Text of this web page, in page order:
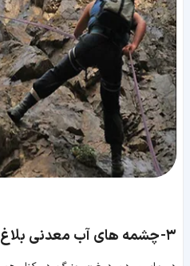
۳- چشمه های آب معدنی بلاغ